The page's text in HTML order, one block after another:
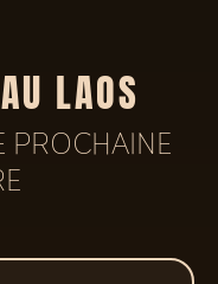
LAOS
PROCHAINE